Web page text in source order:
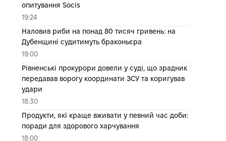
опитування Socis
19:24
Наловив риби на понад 80 тисяч гривень: на
Дубенщині судитимуть браконьєра
19:00
Рівненські прокурори довели у суді, що зрадник
передавав ворогу координати ЗСУ та коригував
удари
18:30
Продукти, які краще вживати у певний час доби:
поради для здорового харчування
18:00